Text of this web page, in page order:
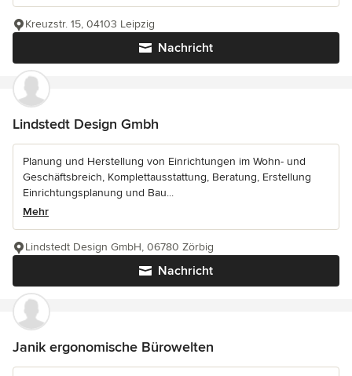
Nachricht
Kreuzstr. 15, 04103 Leipzig
Lindstedt Design Gmbh
Planung und Herstellung von Einrichtungen im Wohn- und
Geschäftsbreich, Komplettausstattung, Beratung, Erstellung
Einrichtungsplanung und Bau...
Mehr
Nachricht
Lindstedt Design GmbH, 06780 Zörbig
Janik ergonomische Bürowelten